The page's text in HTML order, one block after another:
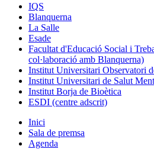
IQS
Blanquerna
La Salle
Esade
Facultat d'Educació Social i
col·laboració amb Blanquerna)
Institut Universitari Observatori
Institut Universitari de Salut
Institut Borja de Bioètica
ESDI (centre adscrit)
Inici
Sala de premsa
Agenda